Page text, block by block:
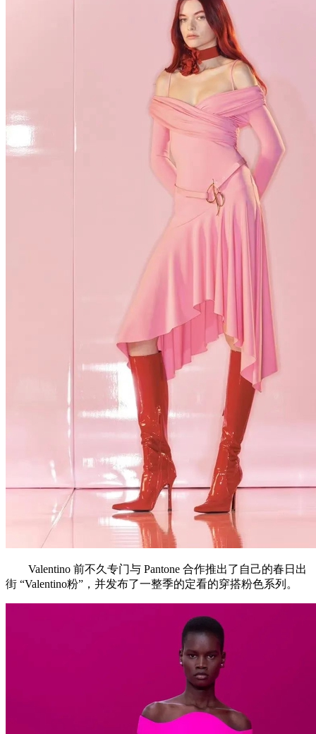
Valentino 前不久专门与 Pantone 合作推出了自己的春日出
街 “Valentino粉”，并发布了一整季的定看的穿搭粉色系列。